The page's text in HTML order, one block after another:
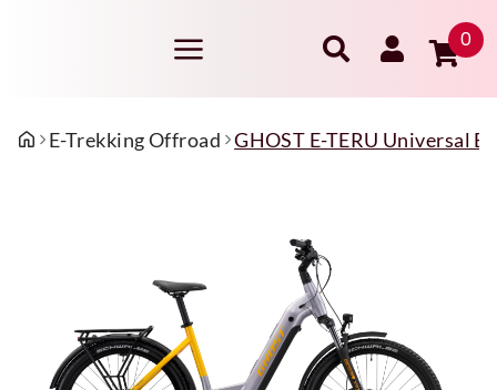
0
E-Trekking Offroad GHOST E-TERU Universal